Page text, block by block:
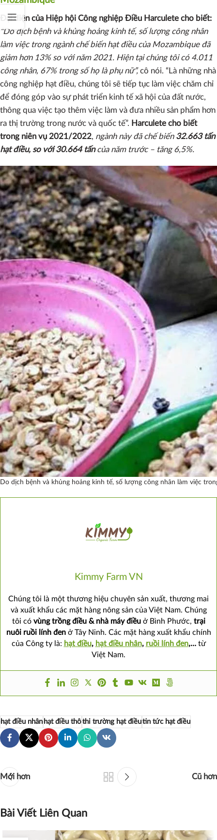
Đại diện của Hiệp hội Công nghiệp Điều Harculete cho biết:
“Do dịch bệnh và khủng hoảng kinh tế, số lượng công nhân
làm việc trong ngành chế biến hạt điều của Mozambique đã
giảm hơn 13% so với năm 2021. Hiện tại chúng tôi có 4.011
công nhân, 67% trong số họ là phụ nữ”,cô nói. “Là những nhà
công nghiệp hạt điều, chúng tôi sẽ tiếp tục làm việc chăm chỉ
để đóng góp vào sự phát triển kinh tế xã hội của đất nước,
thông qua việc tạo thêm việc làm và đưa nhiều sản phẩm hơn
ra thị trường trong nước và quốc tế”. Harculete cho biết
trong niên vụ 2021/2022, ngành này đã chế biến32.663 tấn
hạt điều, so với 30.664 tấncủa năm trước – tăng 6,5%.
Do dịch bệnh và khủng hoảng kinh tế, số lượng công nhân làm việc
Kimmy Farm VN
Chúng tôi là một thương hiệu chuyên sản xuất, thương mai
và xuất khẩu các mặt hàng nông sản của Việt Nam. Chúng
tôi có vùng trồng điều & nhà máy điềuở Bình Phước, trại
nuôi ruồi lính đenở Tây Ninh. Các mặt hàng xuất khẩu chính
của Công ty là: hạt điều, hạt điều nhân, ruồi lính đen,…từ
Việt Nam.
hạt điều nhânhạt điều thôthi trường hạt điềutin tức hạt điều
Mới hơn Cũ hơn
Bài Viết Liên Quan